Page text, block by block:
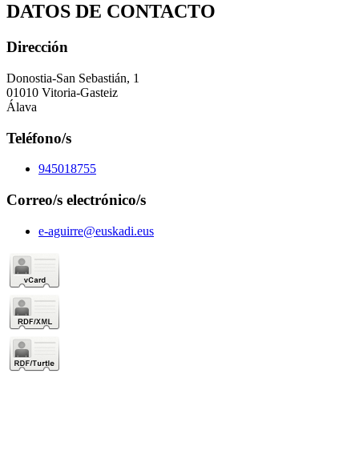
DATOS DE CONTACTO
Dirección
Donostia-San Sebastián, 1
01010 Vitoria-Gasteiz
Álava
Teléfono/s
945018755
Correo/s electrónico/s
e-aguirre@euskadi.eus